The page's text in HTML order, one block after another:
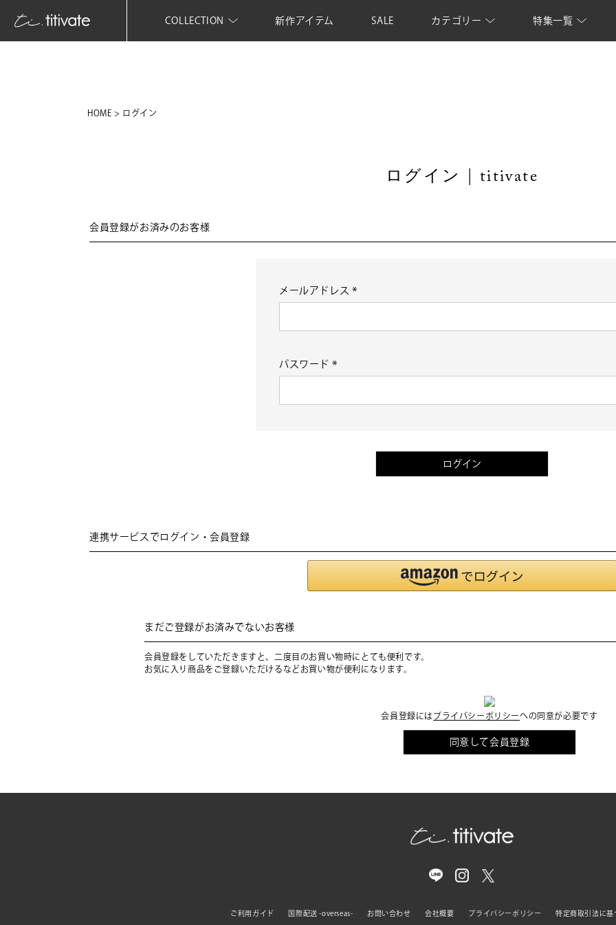
COLLECTION 新作アイテム SALE カテゴリー 特集一覧
HOME ログイン
ログイン | titivate
会員登録がお済みのお客様
メールアドレス
須)
パスワード
須)
ログイン
連携サービスでログイン・会員登録
まだご登録がお済みでないお客様
会員登録をしていただきますと、二度目のお買い物時にとても便利です。
お気に入り商品をご登録いただけるなどお買い物が便利になります。
会員登録には プライバシーポリシーへの同意が必要です
同意して会員登録
ご利用ガイド 国際配送 -overseas- お問い合わせ 会社概要 プライバシーポリシー 特定商取引法に基